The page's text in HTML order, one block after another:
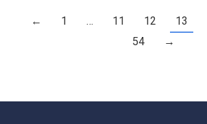
← 1 … 11 12 13
54
→